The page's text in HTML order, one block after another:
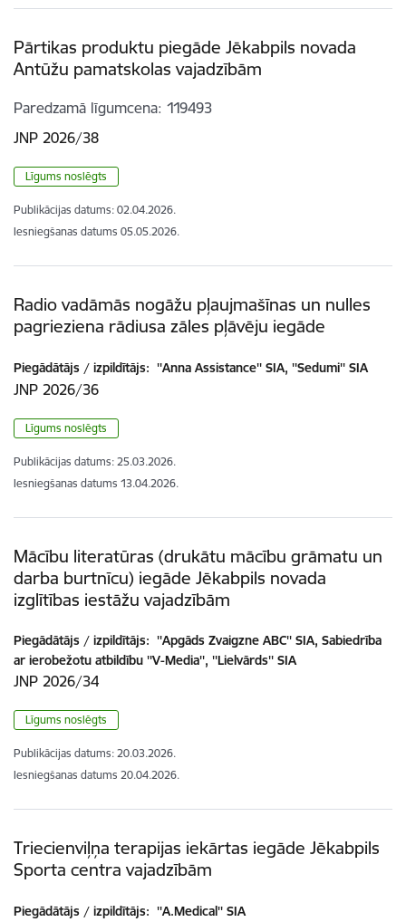
Pārtikas produktu piegāde Jēkabpils novada
Antūžu pamatskolas vajadzībām
Paredzamā līgumcena 119493
JNP 2026/38
Līgums noslēgts
Publikācijas datums: 02.04.2026.
Iesniegšanas datums 05.05.2026.
Radio vadāmās nogāžu pļaujmašīnas un nulles
pagrieziena rādiusa zāles pļāvēju iegāde
Piegādātājs / izpildītājs: ''Anna Assistance'' SIA, ''Sedumi'' SIA
JNP 2026/36
Līgums noslēgts
Publikācijas datums: 25.03.2026.
Iesniegšanas datums 13.04.2026.
Mācību literatūras (drukātu mācību grāmatu un
darba burtnīcu) iegāde Jēkabpils novada
izglītības iestāžu vajadzībām
Piegādātājs / izpildītājs: ''Apgāds Zvaigzne ABC'' SIA, Sabiedrība
ar ierobežotu atbildību ''V-Media'', ''Lielvārds'' SIA
JNP 2026/34
Līgums noslēgts
Publikācijas datums: 20.03.2026.
Iesniegšanas datums 20.04.2026.
Triecienviļņa terapijas iekārtas iegāde Jēkabpils
Sporta centra vajadzībām
Piegādātājs / izpildītājs: ''A.Medical'' SIA